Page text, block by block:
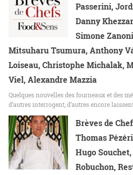
Passerini,
Danny
Simone
Mitsuharu Tsumura, Anthony
Loiseau, Christophe Michalak,
Viel, Alexandre Mazzia
Quelques nouvelles des fourneaux et des
d’autres interrogent, d’autres encore
Brèves de
Thomas
Hugo
Robuchon,